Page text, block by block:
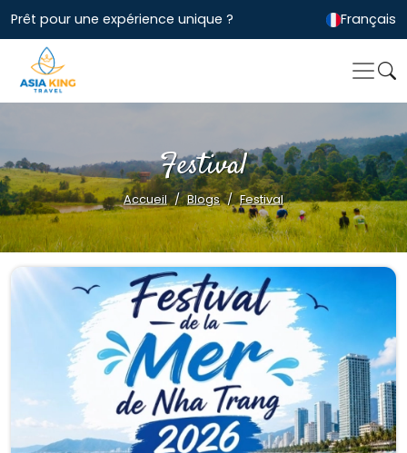
Prêt pour une expérience unique ? Français
Festival
Accueil Blogs Festival